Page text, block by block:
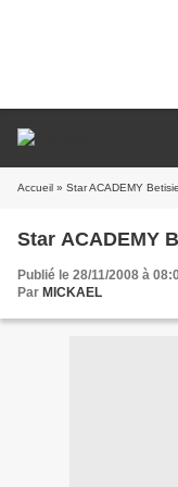
Accueil » Star ACADEMY
Star ACADEMY
Publié le 28/11/2008 à
Par MICKAEL